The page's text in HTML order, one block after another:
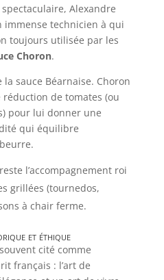
Alexandre
immense technicien à qui
toujours utilisée par les
Choron.
la sauce Béarnaise. Choron
réduction de tomates (ou
pour lui donner une
qui équilibre
l’accompagnement roi
grillées (tournedos,
à chair ferme.
et éthique
cité comme
français : l’art de